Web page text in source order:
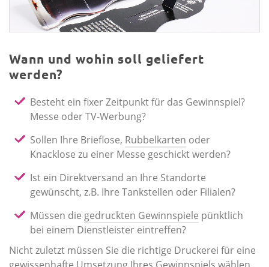
Wann und wohin soll geliefert
werden?
Besteht ein fixer Zeitpunkt für das Gewinnspiel?
Messe oder TV-Werbung?
Sollen Ihre Brieflose, Rubbelkarten oder
Knacklose zu einer Messe geschickt werden?
Ist ein Direktversand an Ihre Standorte
gewünscht, z.B. Ihre Tankstellen oder Filialen?
Müssen die gedruckten Gewinnspiele pünktlich
bei einem Dienstleister eintreffen?
Nicht zuletzt müssen Sie die richtige Druckerei für eine